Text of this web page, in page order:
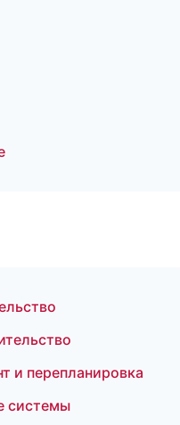
и перепланировка
системы